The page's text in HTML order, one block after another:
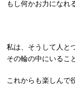
もし何かお力になれ
私は、そうして人と
その輪の中にいるこ
これからも楽しんで